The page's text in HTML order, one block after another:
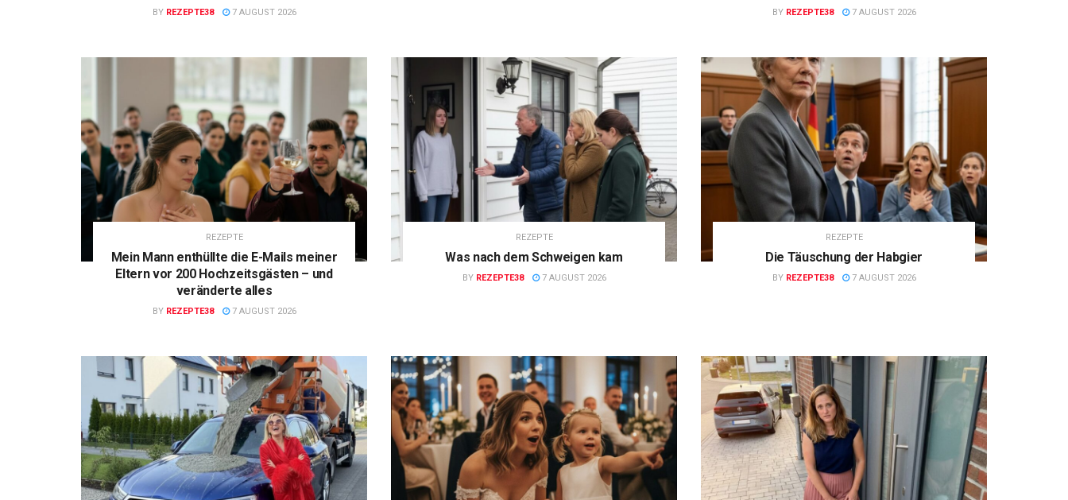
BY REZEPTE38 7 AUGUST 2026 BY REZEPTE38 7 AUGUST 2026
REZEPTE
Mein Mann enthüllte die E-Mails meiner
Eltern vor 200 Hochzeitsgästen – und
veränderte alles
BY REZEPTE38 7 AUGUST 2026
REZEPTE
Was nach dem Schweigen kam
BY REZEPTE38 7 AUGUST 2026
REZEPTE
Die Täuschung der Habgier
BY REZEPTE38 7 AUGUST 2026